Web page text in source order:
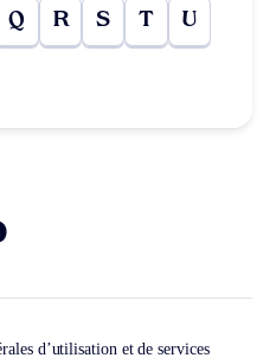
Q R S T U
d’utilisation et de services